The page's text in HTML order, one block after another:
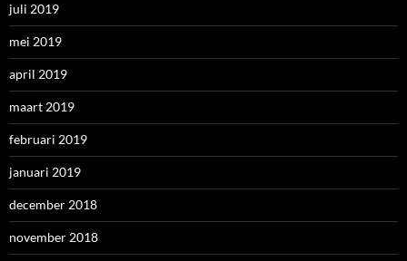
juli 2019
mei 2019
april 2019
maart 2019
februari 2019
januari 2019
december 2018
november 2018